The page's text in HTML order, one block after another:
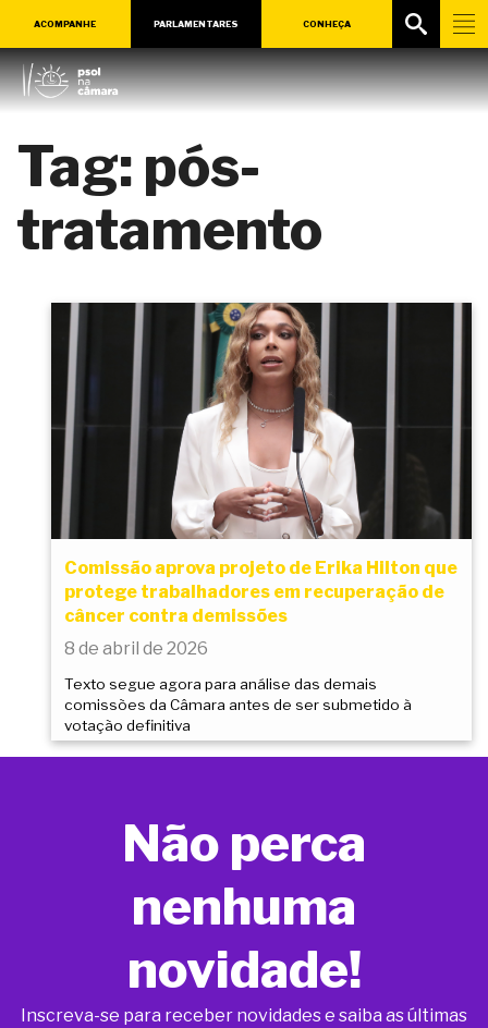
ACOMPANHE PARLAMENTARES CONHEÇA
Tag: pós-
tratamento
Comissão aprova projeto de Erika Hilton que
protege trabalhadores em recuperação de
câncer contra demissões
8 de abril de 2026
Texto segue agora para análise das demais
comissões da Câmara antes de ser submetido à
votação definitiva
Não perca
nenhuma
novidade!
Inscreva-se para receber novidades e saiba as últimas